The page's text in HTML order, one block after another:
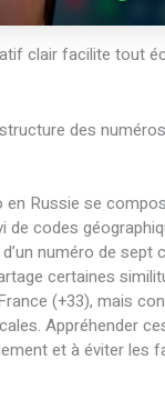
clair facilite tout
des
en Russie se
de codes
numéro de sept
certaines
(+33), mais
Appréhender
et à éviter les